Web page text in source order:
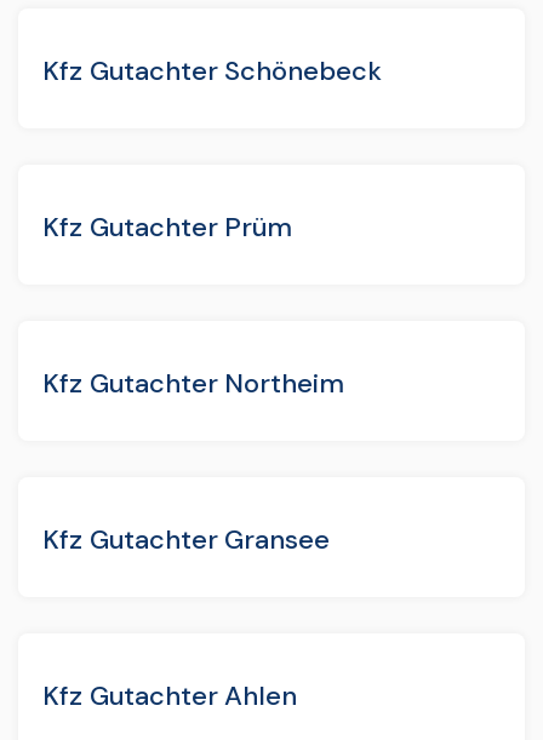
Kfz Gutachter Schönebeck
Kfz Gutachter Prüm
Kfz Gutachter Northeim
Kfz Gutachter Gransee
Kfz Gutachter Ahlen